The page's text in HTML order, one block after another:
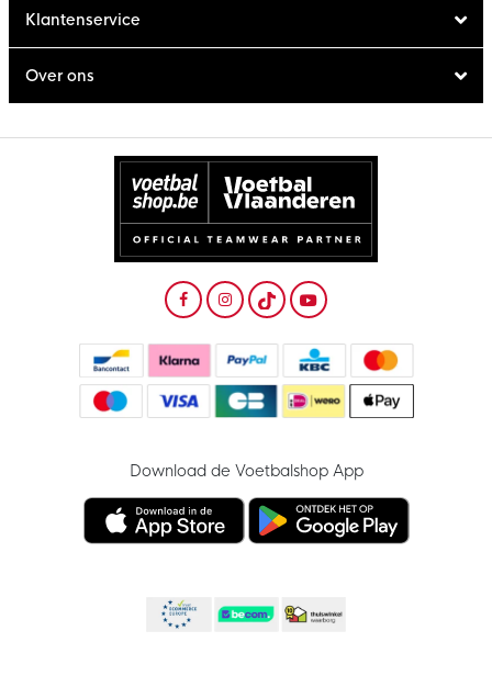
Klantenservice
Over ons
Download de Voetbalshop App